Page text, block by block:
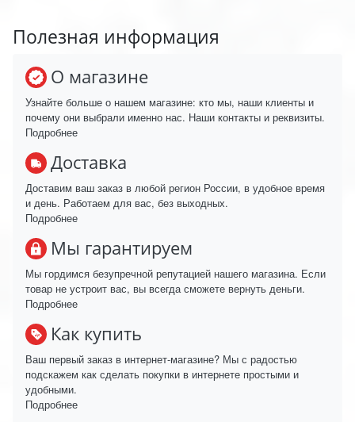
Полезная информация
О магазине
Узнайте больше о нашем магазине: кто мы, наши клиенты и
почему они выбрали именно нас. Наши контакты и реквизиты.
Подробнее
Доставка
Доставим ваш заказ в любой регион России, в удобное время
и день. Работаем для вас, без выходных.
Подробнее
Мы гарантируем
Мы гордимся безупречной репутацией нашего магазина. Если
товар не устроит вас, вы всегда сможете вернуть деньги.
Подробнее
Как купить
Ваш первый заказ в интернет-магазине? Мы с радостью
подскажем как сделать покупки в интернете простыми и
удобными.
Подробнее